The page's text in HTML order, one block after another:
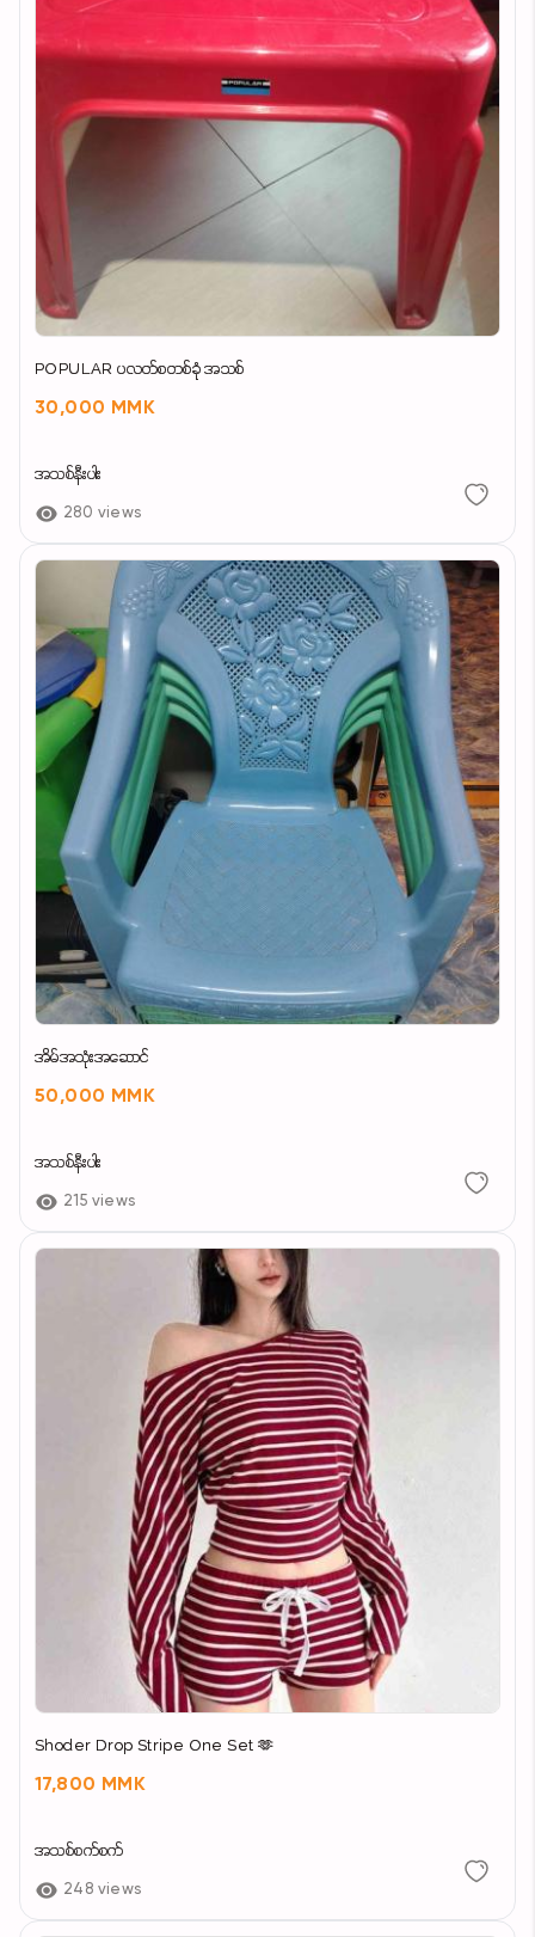
POPULAR ပလတ်စတစ်ခုံ အသစ်
30,000 MMK
အသစ်နီးပါး
280 views
အိမ်အသုံးအဆောင်
50,000 MMK
အသစ်နီးပါး
215 views
Shoder Drop Stripe One Set 🫶
17,800 MMK
အသစ်စက်စက်
248 views